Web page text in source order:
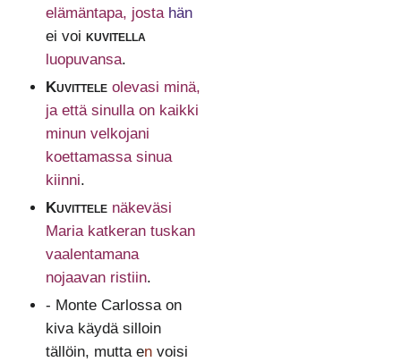
elämäntapa, josta hän
ei voi kuvitella
luopuvansa.
Kuvittele olevasi minä,
ja että sinulla on kaikki
minun velkojani
koettamassa sinua
kiinni.
Kuvittele näkeväsi
Maria katkeran tuskan
vaalentamana
nojaavan ristiin.
- Monte Carlossa on
kiva käydä silloin
tällöin, mutta envoisi